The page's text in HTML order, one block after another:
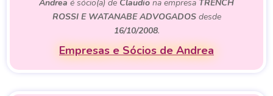
Andrea é sócio(a) de Claudio na empresa TRENCH
ROSSI E WATANABE ADVOGADOSdesde
16/10/2008.
Empresas e Sócios de Andrea